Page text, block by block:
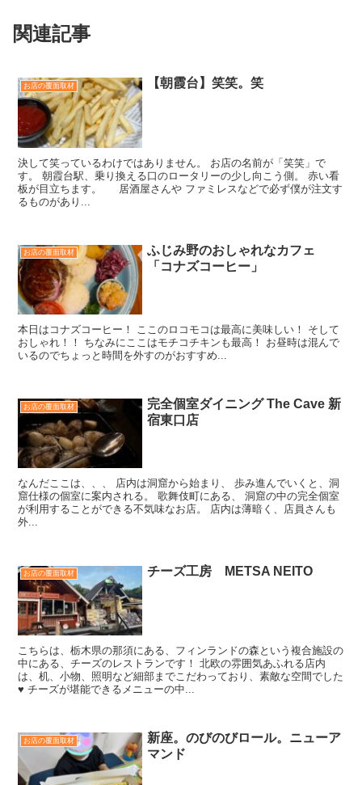
関連記事
お店の覆面取材 【朝霞台】笑笑。笑
決して笑っているわけではありません。 お店の名前が「笑笑」で
す。 朝霞台駅、乗り換える口のロータリーの少し向こう側。 赤い看
板が目立ちます。 居酒屋さんや ファミレスなどで必ず僕が注文す
るものがあり...
お店の覆面取材
ふじみ野のおしゃれなカフェ
「コナズコーヒー」
本日はコナズコーヒー！ ここのロコモコは最高に美味しい！ そして
おしゃれ！！ ちなみにここはモチコチキンも最高！ お昼時は混んで
いるのでちょっと時間を外すのがおすすめ...
お店の覆面取材
完全個室ダイニング The Cave 新
宿東口店
なんだここは、、、 店内は洞窟から始まり、 歩み進んでいくと、洞
窟仕様の個室に案内される。 歌舞伎町にある、 洞窟の中の完全個室
が利用することができる不気味なお店。 店内は薄暗く、店員さんも
外...
お店の覆面取材 チーズ工房 METSA NEITO
こちらは、栃木県の那須にある、フィンランドの森という複合施設の
中にある、チーズのレストランです！ 北欧の雰囲気あふれる店内
は、机、小物、照明など細部までこだわっており、素敵な空間でした
♥ チーズが堪能できるメニューの中...
お店の覆面取材
新座。のびのびロール。ニューア
マンド